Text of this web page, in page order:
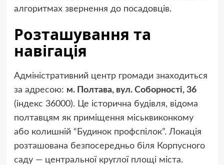
алгоритмах звернення до посадовців.
Розташування та
навігація
Адміністративний центр громади знаходиться
за адресою: м. Полтава, вул. Соборності, 36
(індекс 36000). Це історична будівля, відома
полтавцям як приміщення міськвиконкому
або колишній “Будинок профспілок”. Локація
розташована безпосередньо біля Корпусного
саду — центральної круглої площі міста.